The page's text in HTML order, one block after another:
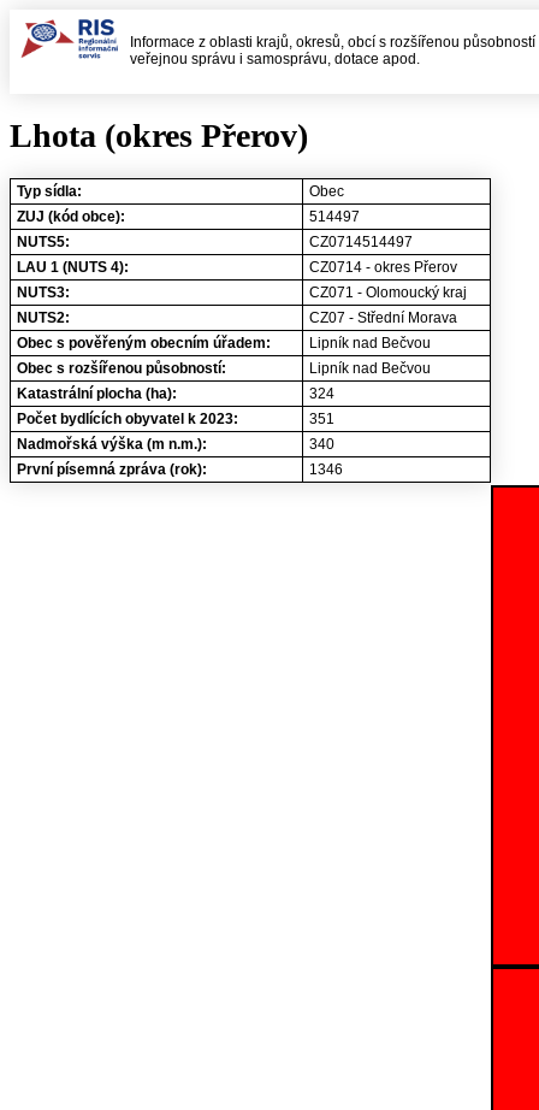
Informace z oblasti krajů, okresů, obcí s rozšířenou
veřejnou správu i samosprávu, dotace apod.
Lhota (okres Přerov)
Typ sídla:
Obec
ZUJ (kód obce):
514497
NUTS5:
CZ0714514497
LAU 1 (NUTS 4):
CZ0714 - okres Přerov
NUTS3:
CZ071 - Olomoucký kraj
NUTS2:
CZ07 - Střední Morava
Obec s pověřeným obecním úřadem:
Lipník nad Bečvou
Obec s rozšířenou působností:
Lipník nad Bečvou
Katastrální plocha (ha):
324
Počet bydlících obyvatel k 2023:
351
Nadmořská výška (m n.m.):
340
První písemná zpráva (rok):
1346